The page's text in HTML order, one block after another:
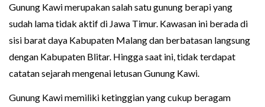
Gunung Kawi merupakan salah satu gunung berapi yang
sudah lama tidak aktif di Jawa Timur. Kawasan ini berada di
sisi barat daya Kabupaten Malang dan berbatasan langsung
dengan Kabupaten Blitar. Hingga saat ini, tidak terdapat
catatan sejarah mengenai letusan Gunung Kawi.
Gunung Kawi memiliki ketinggian yang cukup beragam